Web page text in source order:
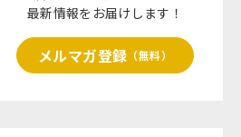
最新情報をお届けします！
メルマガ登録 （無料）